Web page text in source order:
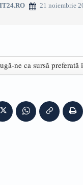
21 noiembrie
ne ca sursă preferată